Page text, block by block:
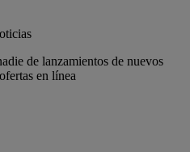
de lanzamientos de nuevos
en línea